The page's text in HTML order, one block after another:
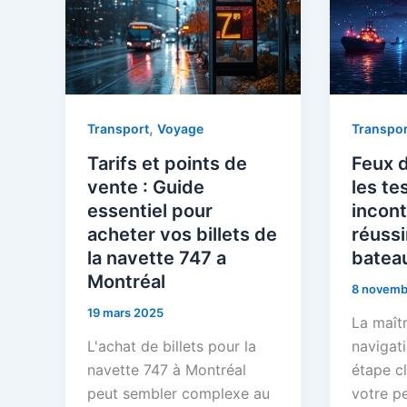
Transport, Voyage
Tarifs et points de
vente : Guide
essentiel pour
acheter vos billets de
la navette 747 a
Montréal
19 mars 2025
L'achat de billets pour la
navette 747 à Montréal
peut sembler complexe au
Feux
les
8
La
étape
votre